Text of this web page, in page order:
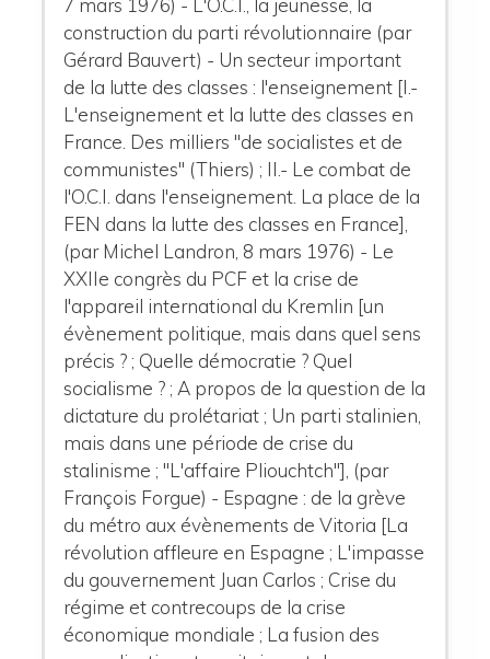
7 mars 1976) - L'O.C.I., la jeunesse, la
construction du parti révolutionnaire (par
Gérard Bauvert) - Un secteur important
de la lutte des classes : l'enseignement [I.-
L'enseignement et la lutte des classes en
France. Des milliers "de socialistes et de
communistes" (Thiers) ; II.- Le combat de
l'O.C.I. dans l'enseignement. La place de la
FEN dans la lutte des classes en France],
(par Michel Landron, 8 mars 1976) - Le
XXIIe congrès du PCF et la crise de
l'appareil international du Kremlin [un
évènement politique, mais dans quel sens
précis ? ; Quelle démocratie ? Quel
socialisme ? ; A propos de la question de la
dictature du prolétariat ; Un parti stalinien,
mais dans une période de crise du
stalinisme ; "L'affaire Pliouchtch"], (par
François Forgue) - Espagne : de la grève
du métro aux évènements de Vitoria [La
révolution affleure en Espagne ; L'impasse
du gouvernement Juan Carlos ; Crise du
régime et contrecoups de la crise
économique mondiale ; La fusion des